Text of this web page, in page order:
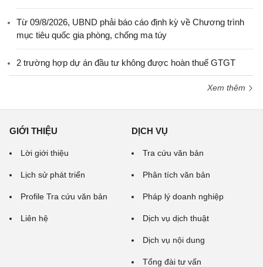
Từ 09/8/2026, UBND phải báo cáo định kỳ về Chương trình
mục tiêu quốc gia phòng, chống ma túy
2 trường hợp dự án đầu tư không được hoàn thuế GTGT
Xem thêm
GIỚI THIỆU
Lời giới thiệu
Lịch sử phát triển
Profile Tra cứu văn bản
Liên hệ
DỊCH VỤ
Tra cứu văn bản
Phân tích văn bản
Pháp lý doanh nghiệp
Dịch vụ dịch thuật
Dịch vụ nội dung
Tổng đài tư vấn